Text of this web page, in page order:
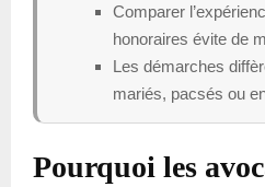
Comparer
honoraires évite de
Les démarches
mariés, pacsés ou
Pourquoi les